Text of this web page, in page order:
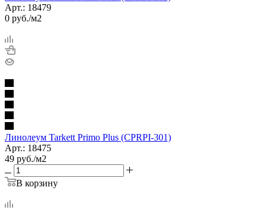
Арт.: 18479
0 руб./м2
Линолеум Tarkett Primo Plus (CPRPI-301)
Арт.: 18475
49 руб./м2
В корзину